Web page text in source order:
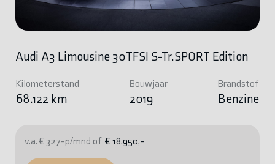
Audi A3 Limousine 30TFSI S-Tr.SPORT Edition
Kilometerstand
68.122 km
Bouwjaar
2019
Brandstof
Benzine
v.a. € 327-p/mnd of € 18.950,-